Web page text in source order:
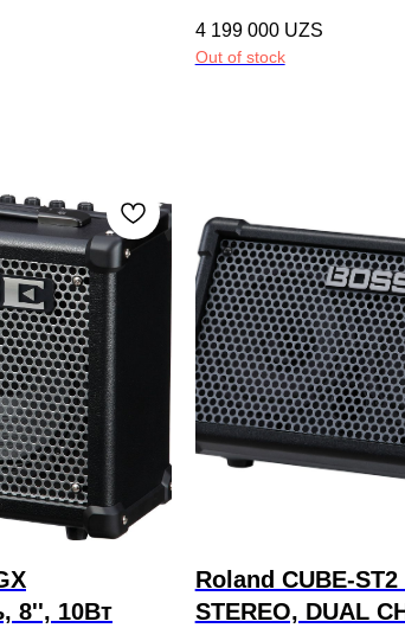
4 199 000 UZS
Out of stock
8'', 10Вт
Roland CUBE-ST2
STEREO, DUAL